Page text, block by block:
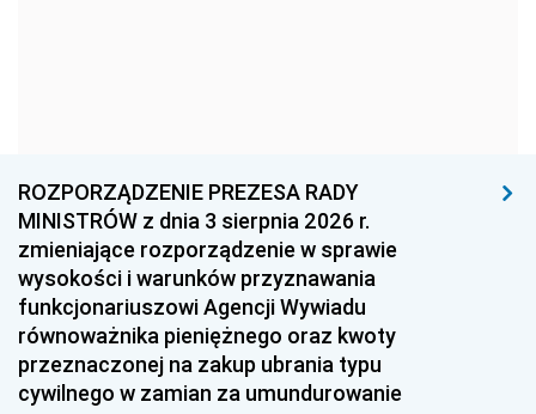
1957 1956
1954 1953
1951 1950
1948 1947
1945 1944 1939
1938 1937 1936
ROZPORZĄDZENIE PREZESA RADY
MINISTRÓW z dnia 3 sierpnia 2026 r.
zmieniające rozporządzenie w sprawie
wysokości i warunków przyznawania
funkcjonariuszowi Agencji Wywiadu
równoważnika pieniężnego oraz kwoty
przeznaczonej na zakup ubrania typu
cywilnego w zamian za umundurowanie